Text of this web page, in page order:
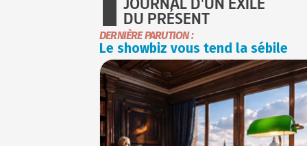
DU PRÉSENT
DERNIÈRE PARUTION :
Le showbiz vous tend la sébile